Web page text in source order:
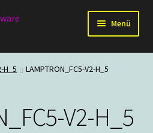
Menü
H_5 LAMPTRON_FC5-V2-H_5
V2-H_5